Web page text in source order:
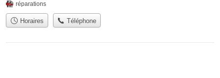
réparations
Horaires Téléphone